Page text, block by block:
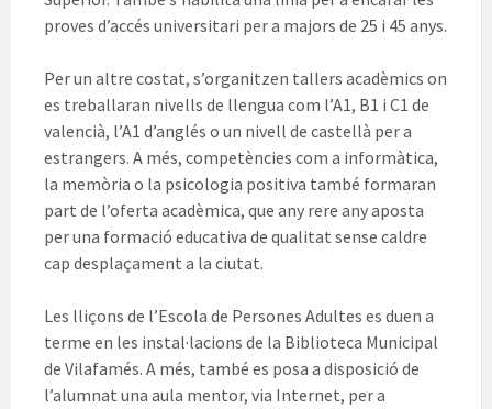
proves d’accés universitari per a majors de 25 i 45 anys.
Per un altre costat, s’organitzen tallers acadèmics on
es treballaran nivells de llengua com l’A1, B1 i C1 de
valencià, l’A1 d’anglés o un nivell de castellà per a
estrangers. A més, competències com a informàtica,
la memòria o la psicologia positiva també formaran
part de l’oferta acadèmica, que any rere any aposta
per una formació educativa de qualitat sense caldre
cap desplaçament a la ciutat.
Les lliçons de l’Escola de Persones Adultes es duen a
terme en les instal·lacions de la Biblioteca Municipal
de Vilafamés. A més, també es posa a disposició de
l’alumnat una aula mentor, via Internet, per a